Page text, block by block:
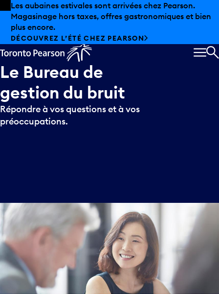
Skip to offers
Passer au contenu principal
Les aubaines estivales sont arrivées chez Pearson.
Magasinage hors taxes, offres gastronomiques et bien
plus encore.
DÉCOUVREZ L’ÉTÉ CHEZ PEARSON
Le Bureau de
gestion du bruit
Répondre à vos questions et à vos
préoccupations.